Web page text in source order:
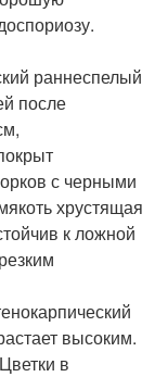
раннеспелый
после
с черными
хрустящая
к ложной
высоким.
в